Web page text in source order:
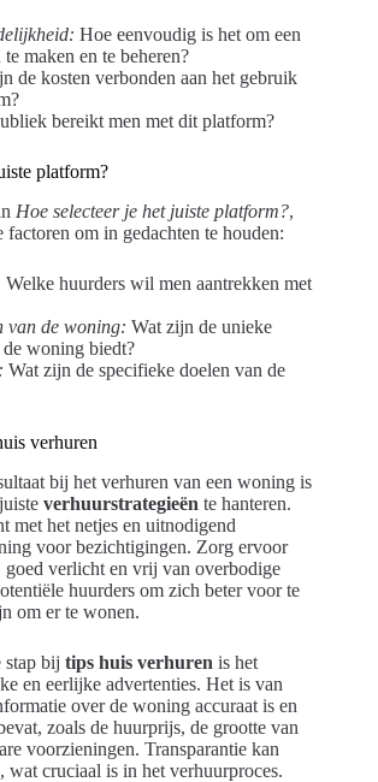
Hoe eenvoudig is het om een
maken en te beheren?
de kosten verbonden aan het gebruik
bereikt men met dit platform?
platform?
Hoe selecteer je het juiste platform?,
om in gedachten te houden:
Welke huurders wil men aantrekken met
van de woning: Wat zijn de unieke
woning biedt?
Wat zijn de specifieke doelen van de
verhuren
bij het verhuren van een woning is
verhuurstrategieën te hanteren.
met het netjes en uitnodigend
voor bezichtigingen. Zorg ervoor
goed verlicht en vrij van overbodige
huurders om zich beter voor te
om er te wonen.
stap bij tips huis verhuren is het
en eerlijke advertenties. Het is van
over de woning accuraat is en
zoals de huurprijs, de grootte van
voorzieningen. Transparantie kan
wat cruciaal is in het verhuurproces.